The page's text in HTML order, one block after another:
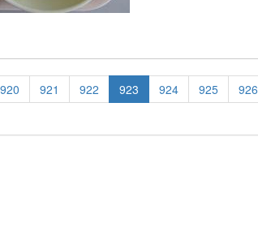
920 921 922 923 924 925 926